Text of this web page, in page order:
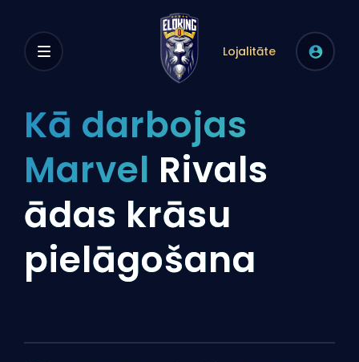
Lojalitāte
Kā darbojas
Marvel Rivals
ādas krāsu
pielāgošana